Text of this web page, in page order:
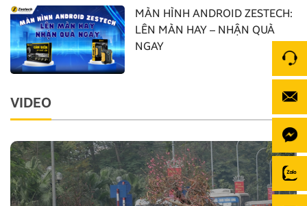
MÀN HÌNH ANDROID ZESTECH:
LÊN MÀN HAY – NHẬN QUÀ
NGAY
VIDEO